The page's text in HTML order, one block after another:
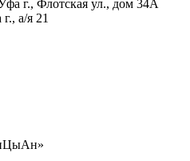
г., Флотская ул., дом 34А
а/я 21